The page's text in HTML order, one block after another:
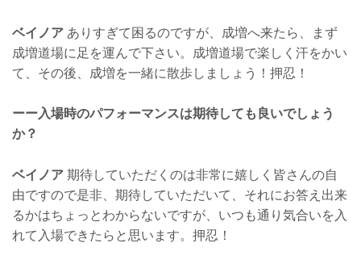
ベイノア ありすぎて困るのですが、成増へ来たら、まず
成増道場に足を運んで下さい。成増道場で楽しく汗をかい
て、その後、成増を一緒に散歩しましょう！押忍！
ーー入場時のパフォーマンスは期待しても良いでしょう
か？
ベイノア 期待していただくのは非常に嬉しく皆さんの自
由ですので是非、期待していただいて、それにお答え出来
るかはちょっとわからないですが、いつも通り気合いを入
れて入場できたらと思います。押忍！